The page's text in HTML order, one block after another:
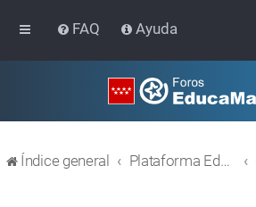
FAQ Ayuda
Índice general Plataforma Educativa EducaMadrid